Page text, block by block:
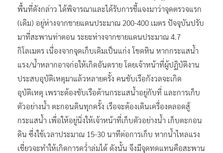
พื้นที่ดังกล่าว ได้พิจารณาและได้รับการชี้แจงมาว่าจุดตรวจแรก
(เดิม) อยู่ห่างจากชายแดนประมาณ 200-400 เมตร ปัจจุบันปรับ
มาที่สะพานท่าตอน ระยะห่างจากชายแดนประมาณ 4.7
กิโลเมตร เนื่องจากจุดเก็บเดิมเป็นแก่ง โขดหิน หากกระแสน้ำ
แรง/น้ำหลากอาจก่อให้เกิดอันตราย โดยเจ้าหน้าที่ผู้ปฏิบัติงาน
ประสบอุบัติเหตุมาแล้วหลายครั้ง คนขับเรือกังวลจะเกิด
อุบัติเหตุ เพราะต้องขับเรือต้านกระแสน้ำอยู่กับที่ และการเก็บ
ตัวอย่างน้ำ ตะกอนดินทุกครั้ง เรือจะต้องเดินเครื่องตลอดสู้
กระแสน้ำ เพื่อให้อยู่นิ่งให้เจ้าหน้าที่เก็บตัวอย่างน้ำ เก็บตะกอน
ดิน ซึ่งใช้เวลาประมาณ 15-30 นาทีต่อการเก็บ หากน้ำไหลแรง
เชี่ยวจะทำให้เกิดการคว่ำล่มได้ ดังนั้น จึงมีจุดทดแทนคือสะพาน